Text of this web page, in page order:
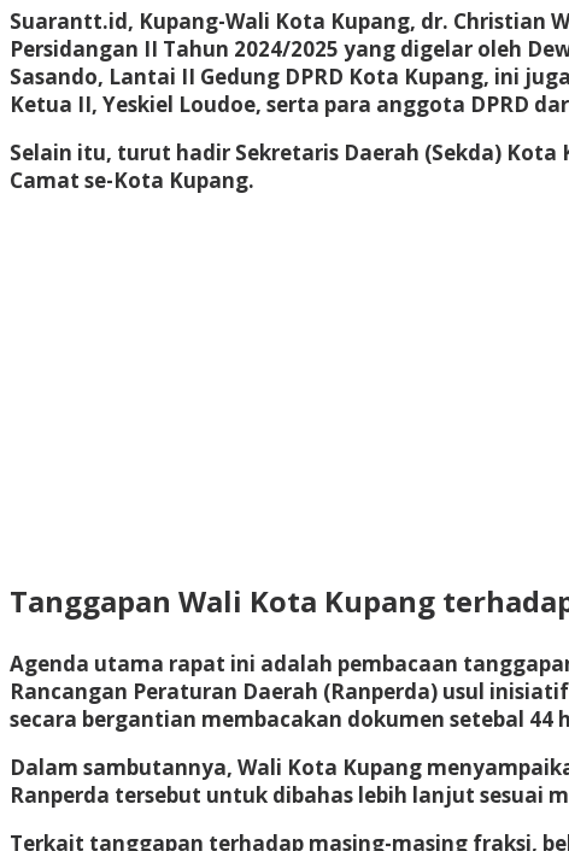
Suarantt.id, Kupang-Wali Kota Kupang, dr. Christian
Persidangan II Tahun 2024/2025 yang digelar oleh
Sasando, Lantai II Gedung DPRD Kota Kupang, ini
Ketua II, Yeskiel Loudoe, serta para anggota DPRD
Selain itu, turut hadir Sekretaris Daerah (Sekda) Kota
Camat se-Kota Kupang.
Tanggapan Wali Kota Kupang
Agenda utama rapat ini adalah pembacaan
Rancangan Peraturan Daerah (Ranperda) usul
secara bergantian membacakan dokumen setebal 44
Dalam sambutannya, Wali Kota Kupang
Ranperda tersebut untuk dibahas lebih lanjut sesuai
Terkait tanggapan terhadap masing-masing fraksi,